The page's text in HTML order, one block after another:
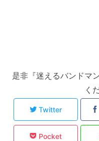
是非『迷えるバンドマ
く
Twitter
Pocket